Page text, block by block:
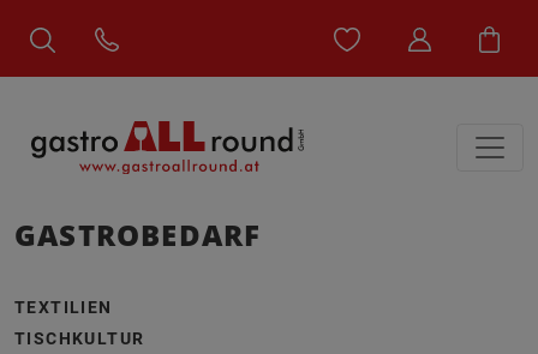
GASTROBEDARF
TEXTILIEN
TISCHKULTUR